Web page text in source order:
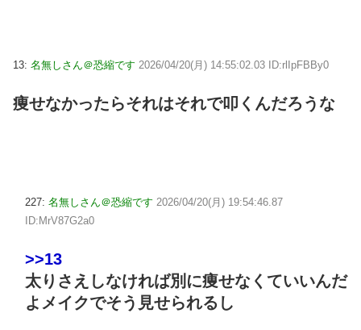
13: 名無しさん＠恐縮です 2026/04/20(月) 14:55:02.03 ID:rlIpFBBy0
痩せなかったらそれはそれで叩くんだろうな
227: 名無しさん＠恐縮です 2026/04/20(月) 19:54:46.87
ID:MrV87G2a0
>>13
太りさえしなければ別に痩せなくていいんだ
よメイクでそう見せられるし